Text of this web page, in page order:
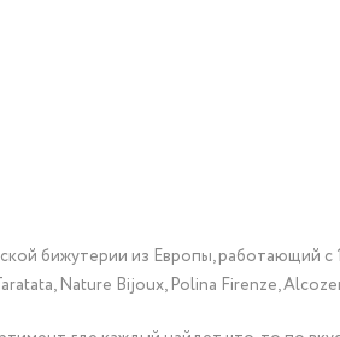
бижутерии из Европы, работающий
Nature Bijoux, Polina Firenze,